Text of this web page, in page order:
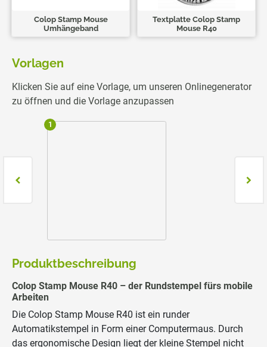
Colop Stamp Mouse
Umhängeband
Textplatte Colop Stamp
Mouse R40
Vorlagen
Klicken Sie auf eine Vorlage, um unseren Onlinegenerator
zu öffnen und die Vorlage anzupassen
1
Produktbeschreibung
Colop Stamp Mouse R40 – der Rundstempel fürs mobile
Arbeiten
Die Colop Stamp Mouse R40 ist ein runder
Automatikstempel in Form einer Computermaus. Durch
das ergonomische Design liegt der kleine Stempel nicht